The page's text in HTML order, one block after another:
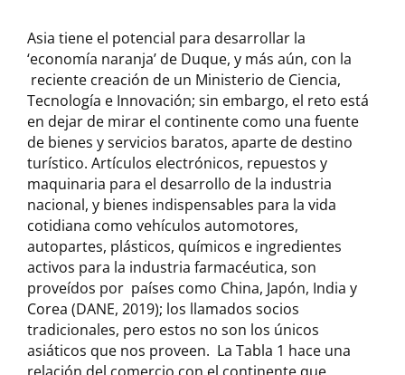
Asia tiene el potencial para desarrollar la
‘economía naranja’ de Duque, y más aún, con la
reciente creación de un Ministerio de Ciencia,
Tecnología e Innovación; sin embargo, el reto está
en dejar de mirar el continente como una fuente
de bienes y servicios baratos, aparte de destino
turístico. Artículos electrónicos, repuestos y
maquinaria para el desarrollo de la industria
nacional, y bienes indispensables para la vida
cotidiana como vehículos automotores,
autopartes, plásticos, químicos e ingredientes
activos para la industria farmacéutica, son
proveídos por países como China, Japón, India y
Corea (DANE, 2019); los llamados socios
tradicionales, pero estos no son los únicos
asiáticos que nos proveen. La Tabla 1 hace una